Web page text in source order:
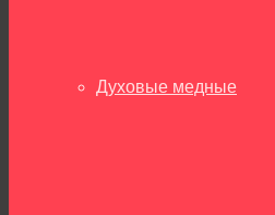
Духовые медные